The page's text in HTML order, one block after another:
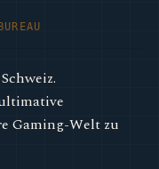
Gaming-Welt zu